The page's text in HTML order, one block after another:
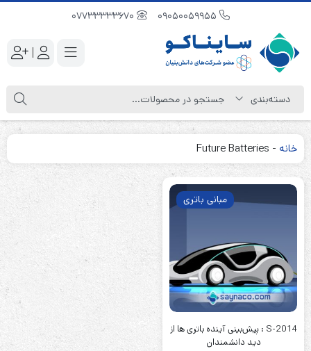
|
خانه -
Future Batteries
مبانی باتری
S-2014 : پیش‌بینی آینده باتری‌ ها از
دید دانشمندان